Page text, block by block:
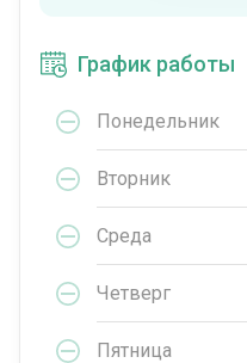
График работы
Понедельник
Вторник
Среда
Четверг
Пятница